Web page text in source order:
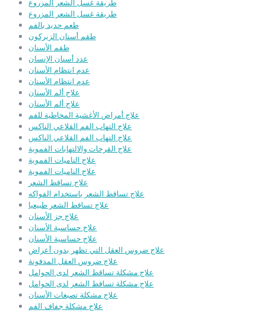
طريقة غسل الشعر المزروع
طريقة غسل الشعر المزروع
طعم حديد بالفم
طقم أسنان الزيركون
طقم الأسنان
عدد أسنان الإنسان
عدم انتظام الأسنان
عدم انتظام الأسنان
علاج ألم الأسنان
علاج ألم الأسنان
علاج أمراض الأغشية المخاطية للفم
علاج التهاب الفم القلاعي الناكس
علاج التهاب الفم القلاعي الناكس
علاج القرحات والالتهابات الفموية
علاج الناميات الفموية
علاج الناميات الفموية
علاج تساقط الشعر
علاج تساقط الشعر باستخدام الفواكه
علاج تساقط الشعر طبيعيا
علاج جز الأسنان
علاج حساسية الأسنان
علاج حساسية الأسنان
علاج ضروس العقل التي تظهر بدون أعراض
علاج ضروس العقل المدفونة
علاج مشكلة تساقط الشعر لدى الحوامل
علاج مشكلة تساقط الشعر لدى الحوامل
علاج مشكلة تصبغات الأسنان
علاج مشكلة جفاف الفم